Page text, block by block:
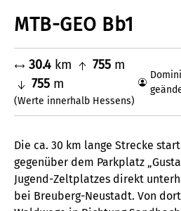
MTB-GEO Bb1
30.4 km 755 m
755 m
(Werte innerhalb Hessens)
Die ca. 30 km lange Strecke
gegenüber dem Parkplatz
Jugend-Zeltplatzes direkt
bei Breuberg-Neustadt. Von